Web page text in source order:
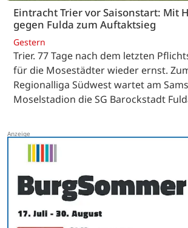
Eintracht Trier vor Saisonstart: Mit
gegen Fulda zum Auftaktsieg
Gestern
Trier. 77 Tage nach dem letzten
für die Mosestädter wieder ernst.
Regionalliga Südwest wartet am
Moselstadion die SG Barockstadt